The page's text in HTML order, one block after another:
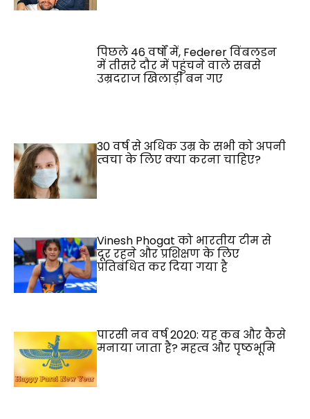
पिछले 46 वर्षों में, Federer विंबलडन
में तीसरे दौर में पहुंचने वाले सबसे
उम्रदराज खिलाड़ी बन गए
30 वर्ष से अधिक उम्र के सभी को अपनी
त्वचा के लिए क्या करना चाहिए?
Vinesh Phogat को भारतीय टीम से
दूर रहने और प्रशिक्षण के लिए
प्रतिबंधित कर दिया गया है
पारसी नव वर्ष 2020: यह कब और कैसे
मनाया जाता है? महत्व और पृष्ठभूमि